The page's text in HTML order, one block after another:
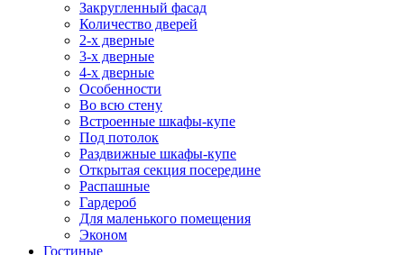
Закругленный фасад
Количество дверей
2-х дверные
3-х дверные
4-х дверные
Особенности
Во всю стену
Встроенные шкафы-купе
Под потолок
Раздвижные шкафы-купе
Открытая секция посередине
Распашные
Гардероб
Для маленького помещения
Эконом
Гостиные